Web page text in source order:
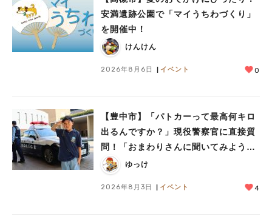
安満遺跡公園で「マイうちわづくり」
を開催中！
けんけん
2026年8月6日 イベント 0
【豊中市】「パトカーって最高何キロ
出るんですか？」現役警察官に直接質
問！「おまわりさんに聞いてみよう」
に参加しました
ゆっけ
2026年8月3日 イベント 4